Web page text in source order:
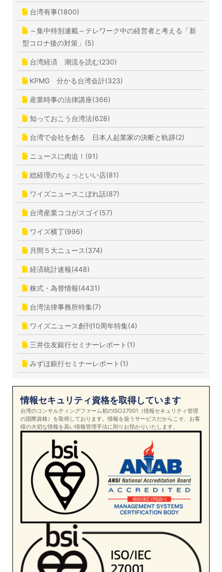
台湾有事(1800)
～集中特別連載～テレワーク中の経営者と考える「新
型コロナ後の対策」(5)
台湾経済 潮流を読む(230)
KPMG 分かる台湾会計(323)
産業時事の法律講座(366)
知っておこう台湾法(628)
台湾で会社を創る 日本人起業家の決断と軌跡(2)
ニュースに肉迫！(91)
総経理のちょっといい店(81)
ワイズニュースこぼれ話(87)
台湾産業ココがスゴイ(57)
ワイズ横丁(996)
月間５大ニュース(374)
経済統計速報(448)
株式・為替情報(4431)
台湾法律事務所特集(7)
ワイズニュース創刊10周年特集(4)
三井住友銀行セミナーレポート(1)
みずほ銀行セミナーレポート(1)
情報セキュリティ資格を取得しています
台湾のコンサルティングファーム初のISO27001（情報セキュリティ管理
の国際資格）を取得しております。情報を扱うサービスだからこそ、お客
様の大切な情報を高い情報管理手法に則りお預かりいたします。